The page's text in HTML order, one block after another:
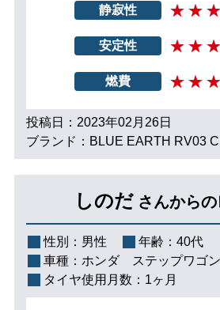
静寂性
安定性
燃費
投稿日：2023年02月26日
ブランド：BLUE EARTH RV03
しのだ さんから
性別： 男性 年齢： 40代
車種： ホンダ ステップワゴン
タイヤ使用月数： 1ヶ月